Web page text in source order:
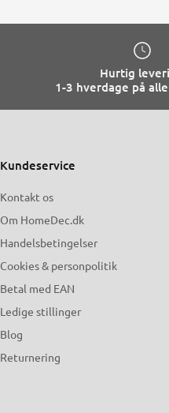
Hurtig
1-3 hverdage på
Kundeservice
Kontakt os
Om HomeDec.dk
Handelsbetingelser
Cookies & personpolitik
Betal med EAN
Ledige stillinger
Blog
Returnering